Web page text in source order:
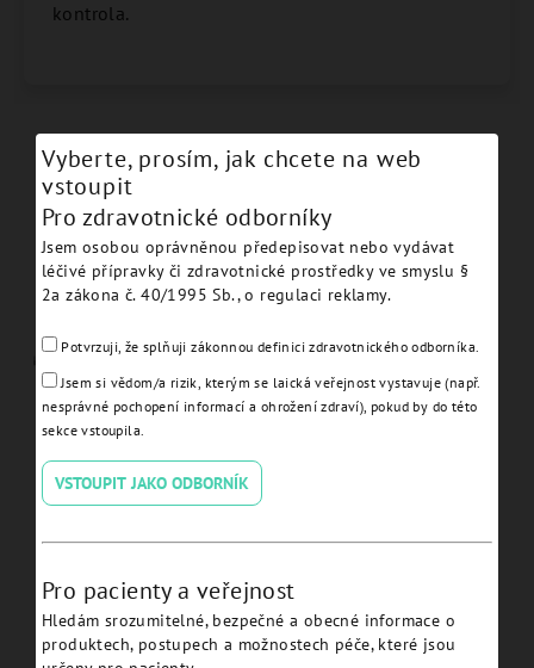
kontrola.
Podobné produkty
Abutment Removal Driver L
27 JDICON® Plus - ICATR27.
Vyberte, prosím, jak chcete na web
vstoupit
Pro zdravotnické odborníky
Jsem osobou oprávněnou předepisovat nebo vydávat
léčivé přípravky či zdravotnické prostředky ve smyslu §
2a zákona č. 40/1995 Sb., o regulaci reklamy.
Potvrzuji, že splňuji zákonnou definici zdravotnického odborníka.
Jsem si vědom/a rizik, kterým se laická veřejnost vystavuje (např.
nesprávné pochopení informací a ohrožení zdraví), pokud by do této
sekce vstoupila.
VSTOUPIT JAKO ODBORNÍK
Pro pacienty a veřejnost
Hledám srozumitelné, bezpečné a obecné informace o
produktech, postupech a možnostech péče, které jsou